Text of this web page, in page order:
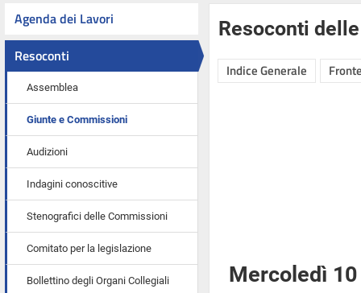
Agenda dei Lavori
Resoconti
Assemblea
Giunte e Commissioni
Audizioni
Indagini conoscitive
Stenografici delle Commissioni
Comitato per la legislazione
Bollettino degli Organi Collegiali
Resoconti
Indice Generale
Mercoledì